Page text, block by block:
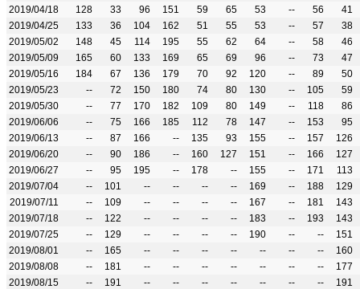
2019/04/18
128 33 96 151 59 65 53 -- 56
41
2019/04/25
133 36 104 162 51 55 53 -- 57
38
2019/05/02
148 45 114 195 55 62 64 -- 58
46
2019/05/09
165 60 133 169 65 69 96 -- 73
47
2019/05/16
184 67 136 179 70 92 120 -- 89
50
2019/05/23
-- 72 150 180 74 80 130 -- 105
59
2019/05/30
-- 77 170 182 109 80 149 -- 118
86
2019/06/06
-- 75 166 185 112 78 147 -- 153
95
2019/06/13
-- 87 166 -- 135 93 155 -- 157
126
2019/06/20
-- 90 186 -- 160 127 151 -- 166
127
2019/06/27
-- 95 195 -- 178 -- 155 -- 171
113
2019/07/04
-- 101 -- -- -- -- 169 -- 188
129
2019/07/11
-- 109 -- -- -- -- 167 -- 181
143
2019/07/18
-- 122 -- -- -- -- 183 -- 193
143
2019/07/25
-- 129 -- -- -- -- 190 -- --
151
2019/08/01
-- 165 -- -- -- -- -- -- --
160
2019/08/08
-- 181 -- -- -- -- -- -- --
177
2019/08/15
-- 191 -- -- -- -- -- -- --
191